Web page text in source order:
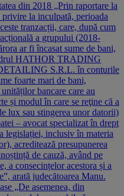
din 2018 „Prin raportare la
la inculpată, perioada
tranzacții, care, după cum
a grupului (2018-
ar fi încasat sume de bani,
HATHOR TRADING
S.R.L. în conturile
foarte mari de bani,
bancare care au
și modul în care se reţine că a
lux sau stingerea unor datorii)
– avocat specializat în drept
legislației, inclusiv în materia
acreditează presupunerea
de cauză, având pe
a consecințelor acestora și a
arată judecătoarea Manu.
„De asemenea, din